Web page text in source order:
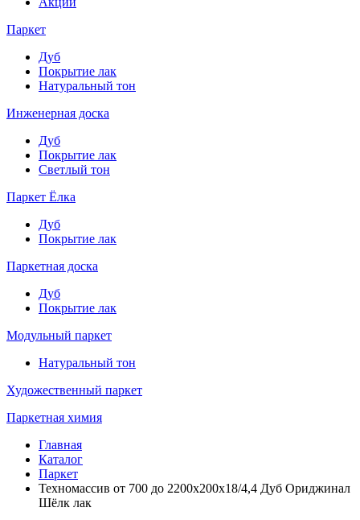
Паркет
Дуб
Покрытие лак
Натуральный тон
Инженерная доска
Дуб
Покрытие лак
Светлый тон
Паркет Ёлка
Дуб
Покрытие лак
Паркетная доска
Дуб
Покрытие лак
Модульный паркет
Натуральный тон
Художественный паркет
Паркетная химия
Главная
Каталог
Паркет
Техномассив от 700 до 2200х200х18/4,4 Дуб Ориджинал
Шёлк лак